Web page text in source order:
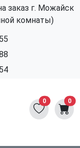
заказ г. Можайск
комнаты)
0 0